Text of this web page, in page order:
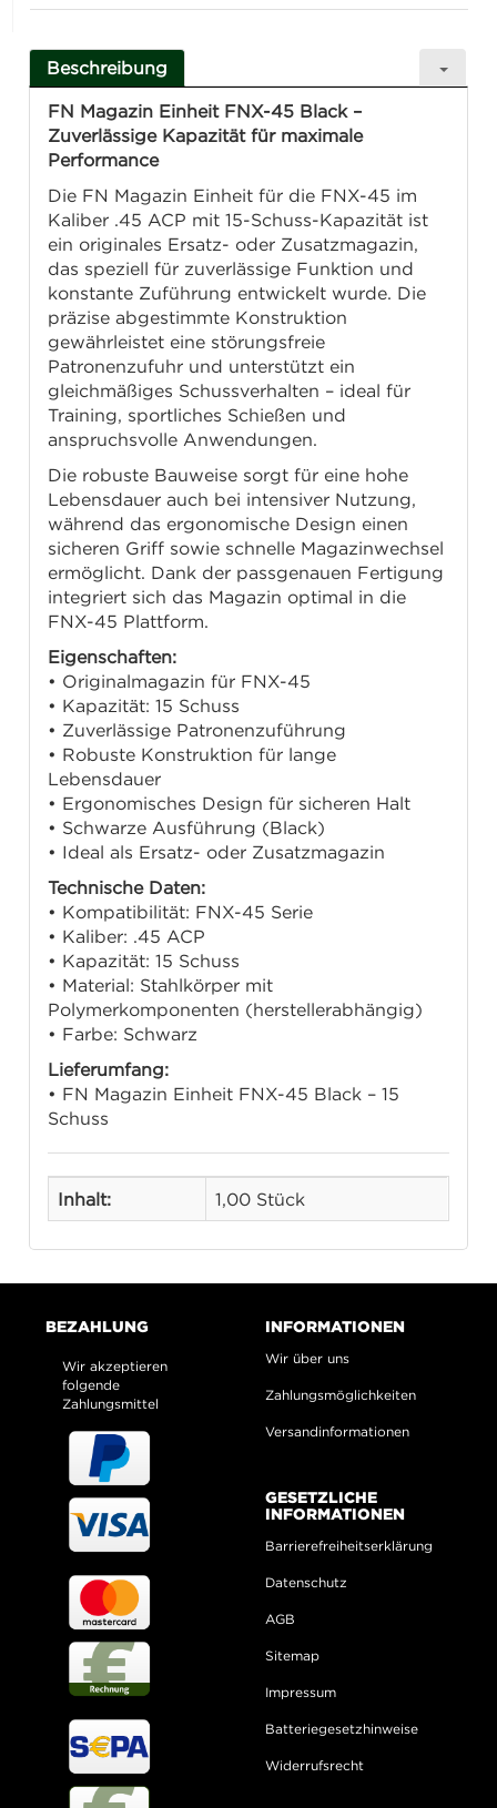
Beschreibung
FN Magazin Einheit FNX-45 Black –
Zuverlässige Kapazität für maximale
Performance
Die FN Magazin Einheit für die FNX-45 im
Kaliber .45 ACP mit 15-Schuss-Kapazität ist
ein originales Ersatz- oder Zusatzmagazin,
das speziell für zuverlässige Funktion und
konstante Zuführung entwickelt wurde. Die
präzise abgestimmte Konstruktion
gewährleistet eine störungsfreie
Patronenzufuhr und unterstützt ein
gleichmäßiges Schussverhalten – ideal für
Training, sportliches Schießen und
anspruchsvolle Anwendungen.
Die robuste Bauweise sorgt für eine hohe
Lebensdauer auch bei intensiver Nutzung,
während das ergonomische Design einen
sicheren Griff sowie schnelle Magazinwechsel
ermöglicht. Dank der passgenauen Fertigung
integriert sich das Magazin optimal in die
FNX-45 Plattform.
Eigenschaften:
• Originalmagazin für FNX-45
• Kapazität: 15 Schuss
• Zuverlässige Patronenzuführung
• Robuste Konstruktion für lange
Lebensdauer
• Ergonomisches Design für sicheren Halt
• Schwarze Ausführung (Black)
• Ideal als Ersatz- oder Zusatzmagazin
Technische Daten:
• Kompatibilität: FNX-45 Serie
• Kaliber: .45 ACP
• Kapazität: 15 Schuss
• Material: Stahlkörper mit
Polymerkomponenten (herstellerabhängig)
• Farbe: Schwarz
Lieferumfang:
• FN Magazin Einheit FNX-45 Black – 15
Schuss
Inhalt: 1,00 Stück
BEZAHLUNG
Wir akzeptieren
folgende
Zahlungsmittel
INFORMATIONEN
Wir über uns
Zahlungsmöglichkeiten
Versandinformationen
GESETZLICHE
INFORMATIONEN
Barrierefreiheitserklärung
Datenschutz
AGB
Sitemap
Impressum
Batteriegesetzhinweise
Widerrufsrecht